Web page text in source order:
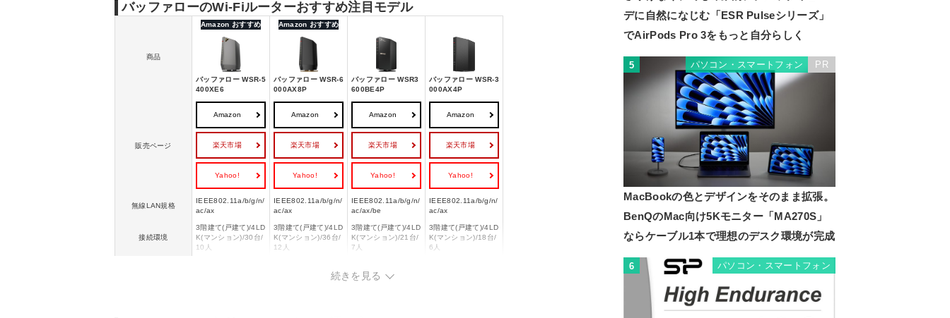
バッファローのWi-Fiルーターおすすめ注目モデル
商品
Amazon おすすめ
バッファロー WSR-5
400XE6
Amazon おすすめ
バッファロー WSR-6
000AX8P
バッファロー WSR3
600BE4P
バッファロー WSR-3
000AX4P
販売ページ
Amazon
楽天市場
Yahoo!
Amazon
楽天市場
Yahoo!
Amazon
楽天市場
Yahoo!
Amazon
楽天市場
Yahoo!
無線LAN規格
IEEE802.11a/b/g/n/
ac/ax
IEEE802.11a/b/g/n/
ac/ax
IEEE802.11a/b/g/n/
ac/ax/be
IEEE802.11a/b/g/n/
ac/ax
接続環境
3階建て(戸建て)/4LD
K(マンション)/30台/
10人
3階建て(戸建て)/4LD
K(マンション)/36台/
12人
3階建て(戸建て)/4LD
K(マンション)/21台/
7人
3階建て(戸建て)/4LD
K(マンション)/18台/
6人
◯
続きを見る
デに自然になじむ「ESR Pulseシリーズ」
でAirPods Pro 3をもっと自分らしく
5 パソコン・スマートフォン PR
MacBookの色とデザインをそのまま拡張。
BenQのMac向け5Kモニター「MA270S」
ならケーブル1本で理想のデスク環境が完成
6 パソコン・スマートフォン